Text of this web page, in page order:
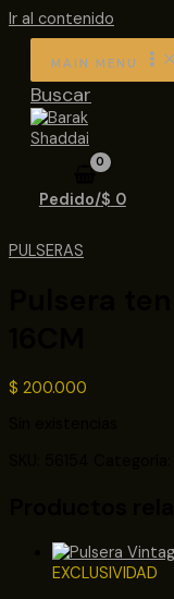
Ir al contenido
MAIN MENU
Buscar
Pedido/$ 0
PULSERAS
$ 200.000
EXCLUSIVIDAD